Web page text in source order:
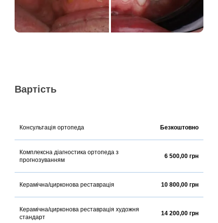
Вартість
Консультація ортопеда Безкоштовно
Комплексна діагностика ортопеда з
прогнозуванням
6 500,00 грн
Керамічна/цирконова реставрація 10 800,00 грн
Керамічна/цирконова реставрація художня
стандарт
14 200,00 грн